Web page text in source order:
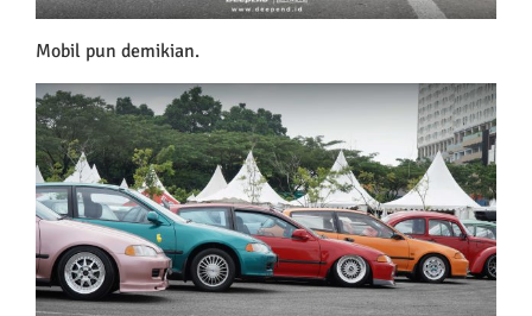
Mobil pun demikian.